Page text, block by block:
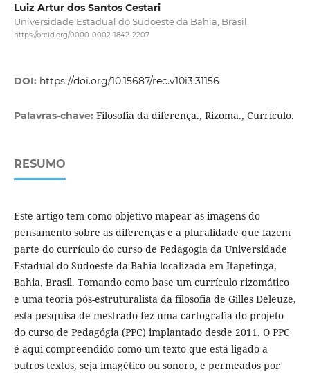
Luiz Artur dos Santos Cestari
Universidade Estadual do Sudoeste da Bahia, Brasil.
https://orcid.org/0000-0002-1842-2207
DOI: https://doi.org/10.15687/rec.v10i3.31156
Palavras-chave: Filosofia da diferença., Rizoma., Currículo.
RESUMO
Este artigo tem como objetivo mapear as imagens do
pensamento sobre as diferenças e a pluralidade que fazem
parte do currículo do curso de Pedagogia da Universidade
Estadual do Sudoeste da Bahia localizada em Itapetinga,
Bahia, Brasil. Tomando como base um currículo rizomático
e uma teoria pós-estruturalista da filosofia de Gilles Deleuze,
esta pesquisa de mestrado fez uma cartografia do projeto
do curso de Pedagógia (PPC) implantado desde 2011. O PPC
é aqui compreendido como um texto que está ligado a
outros textos, seja imagético ou sonoro, e permeados por